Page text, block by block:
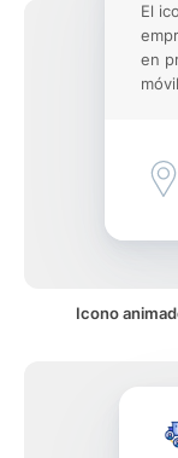
El
en
Icono